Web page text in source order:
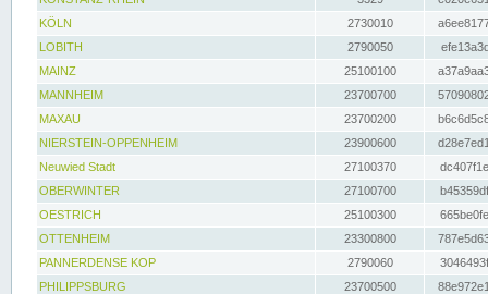
KÖLN
2730010
LOBITH
2790050
MAINZ
25100100
MANNHEIM
23700700
MAXAU
23700200
NIERSTEIN-OPPENHEIM
23900600
Neuwied Stadt
27100370
OBERWINTER
27100700
OESTRICH
25100300
OTTENHEIM
23300800
PANNERDENSE KOP
2790060
PHILIPPSBURG
23700500